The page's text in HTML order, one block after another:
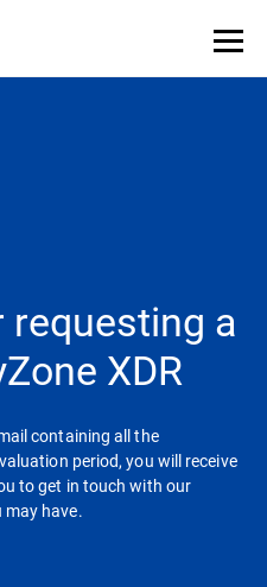
a
XDR
containing all the
period, you will receive
to get in touch with our
have.